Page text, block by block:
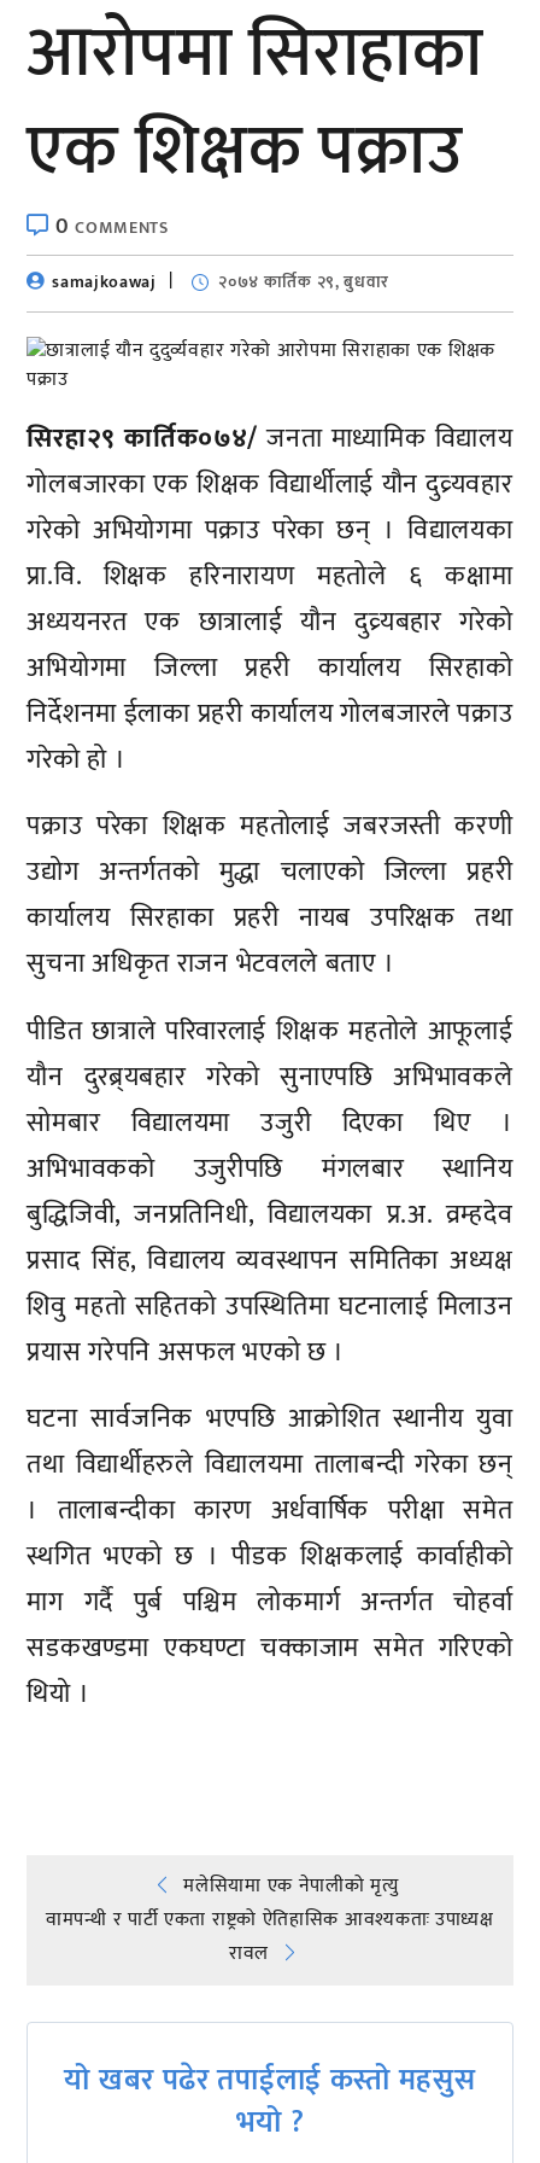
आरोपमा सिराहाका
एक शिक्षक पक्राउ
0COMMENTS
samajkoawaj
२०७४ कार्तिक २९, बुधवार
सिरहा२९ कार्तिक०७४/जनता माध्यामिक विद्यालय
गोलबजारका एक शिक्षक विद्यार्थीलाई यौन दुव्र्यवहार
गरेको अभियोगमा पक्राउ परेका छन् । विद्यालयका
प्रा.वि. शिक्षक हरिनारायण महतोले ६ कक्षामा
अध्ययनरत एक छात्रालाई यौन दुव्र्यबहार गरेको
अभियोगमा जिल्ला प्रहरी कार्यालय सिरहाको
निर्देशनमा ईलाका प्रहरी कार्यालय गोलबजारले पक्राउ
गरेको हो ।
पक्राउ परेका शिक्षक महतोलाई जबरजस्ती करणी
उद्योग अन्तर्गतको मुद्धा चलाएको जिल्ला प्रहरी
कार्यालय सिरहाका प्रहरी नायब उपरिक्षक तथा
सुचना अधिकृत राजन भेटवलले बताए ।
पीडित छात्राले परिवारलाई शिक्षक महतोले आफूलाई
यौन दुरब्र्यबहार गरेको सुनाएपछि अभिभावकले
सोमबार विद्यालयमा उजुरी दिएका थिए ।
अभिभावकको उजुरीपछि मंगलबार स्थानिय
बुद्धिजिवी, जनप्रतिनिधी, विद्यालयका प्र.अ. व्रम्हदेव
प्रसाद सिंह, विद्यालय व्यवस्थापन समितिका अध्यक्ष
शिवु महतो सहितको उपस्थितिमा घटनालाई मिलाउन
प्रयास गरेपनि असफल भएको छ ।
घटना सार्वजनिक भएपछि आक्रोशित स्थानीय युवा
तथा विद्यार्थीहरुले विद्यालयमा तालाबन्दी गरेका छन्
। तालाबन्दीका कारण अर्धवार्षिक परीक्षा समेत
स्थगित भएको छ । पीडक शिक्षकलाई कार्वाहीको
माग गर्दै पुर्ब पश्चिम लोकमार्ग अन्तर्गत चोहर्वा
सडकखण्डमा एकघण्टा चक्काजाम समेत गरिएको
थियो ।
Post
navigation
मलेसियामा एक नेपालीको मृत्यु
वामपन्थी र पार्टी एकता राष्ट्रको ऐतिहासिक आवश्यकताः उपाध्यक्ष
रावल
यो खबर पढेर तपाईलाई कस्तो महसुस
भयो ?